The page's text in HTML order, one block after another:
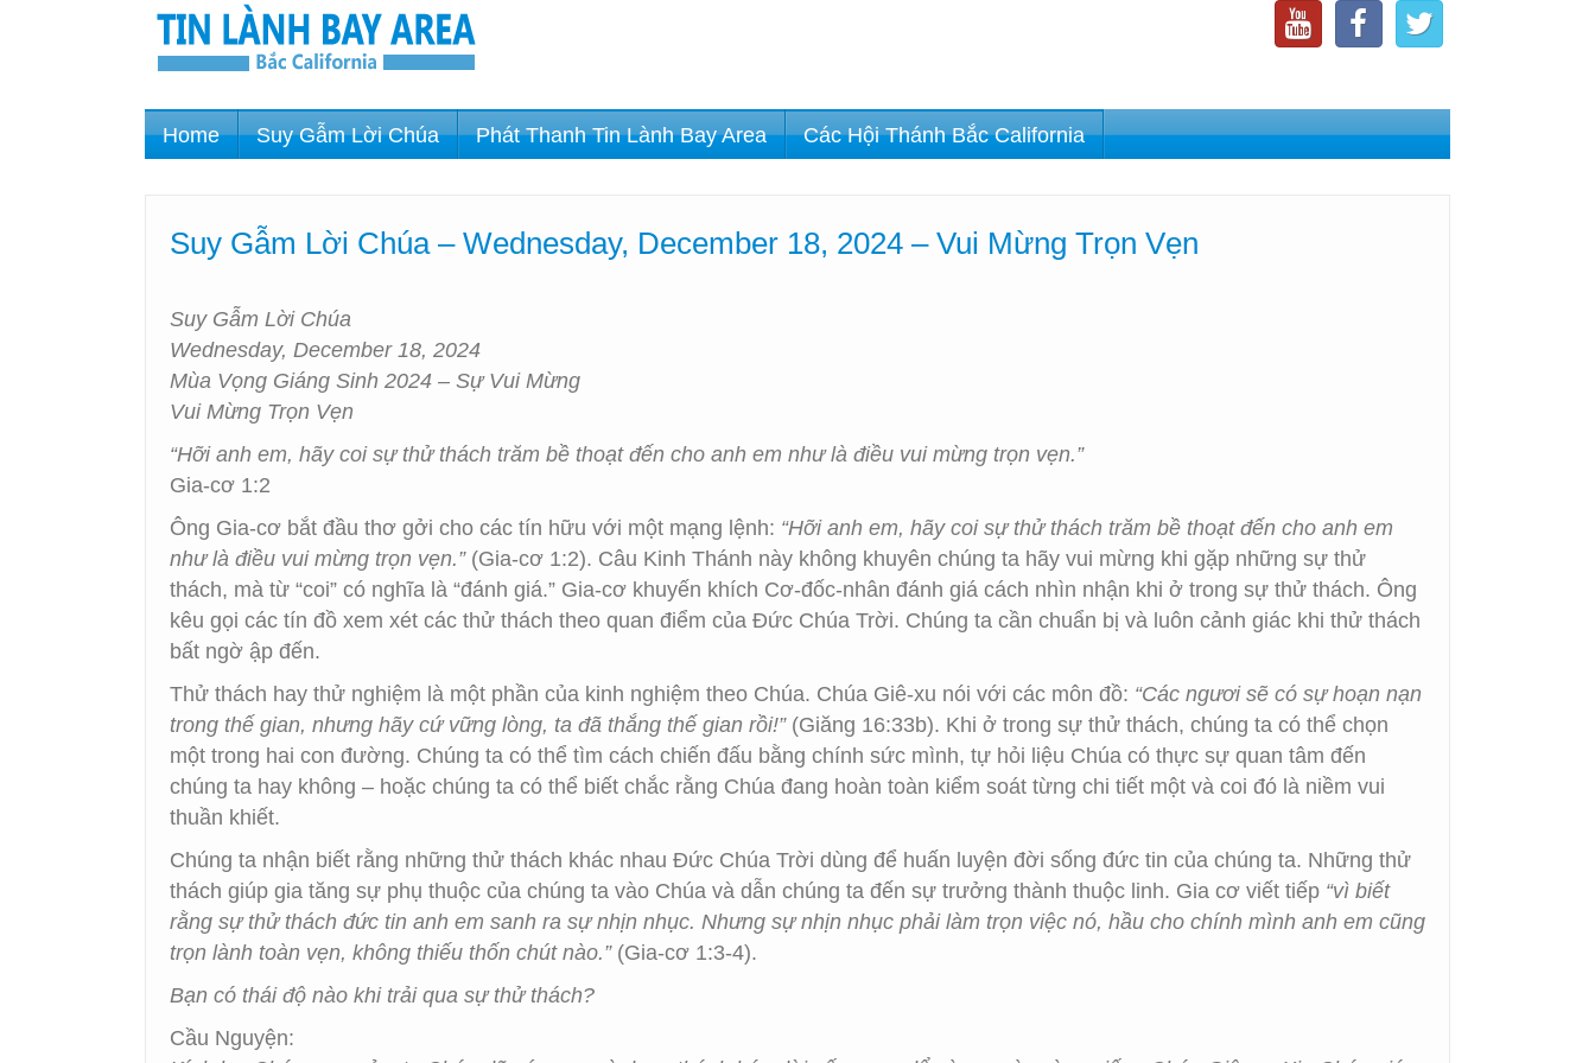
Home Suy Gẫm Lời Chúa Phát Thanh Tin Lành Bay Area Các Hội Thánh Bắc California
Suy Gẫm Lời Chúa – Wednesday, December 18, 2024 – Vui Mừng Trọn Vẹn
Suy Gẫm Lời Chúa
Wednesday, December 18, 2024
Mùa Vọng Giáng Sinh 2024 – Sự Vui Mừng
Vui Mừng Trọn Vẹn
“Hỡi anh em, hãy coi sự thử thách trăm bề thoạt đến cho anh em như là điều vui mừng trọn vẹn.”
Gia-cơ 1:2
Ông Gia-cơ bắt đầu thơ gởi cho các tín hữu với một mạng lệnh: “Hỡi anh em, hãy coi sự thử thách trăm bề thoạt đến cho anh em
như là điều vui mừng trọn vẹn.” (Gia-cơ 1:2). Câu Kinh Thánh này không khuyên chúng ta hãy vui mừng khi gặp những sự thử
thách, mà từ “coi” có nghĩa là “đánh giá.” Gia-cơ khuyến khích Cơ-đốc-nhân đánh giá cách nhìn nhận khi ở trong sự thử thách. Ông
kêu gọi các tín đồ xem xét các thử thách theo quan điểm của Đức Chúa Trời. Chúng ta cần chuẩn bị và luôn cảnh giác khi thử thách
bất ngờ ập đến.
Thử thách hay thử nghiệm là một phần của kinh nghiệm theo Chúa. Chúa Giê-xu nói với các môn đồ: “Các ngươi sẽ có sự hoạn nạn
trong thế gian, nhưng hãy cứ vững lòng, ta đã thắng thế gian rồi!”(Giăng 16:33b). Khi ở trong sự thử thách, chúng ta có thể chọn
một trong hai con đường. Chúng ta có thể tìm cách chiến đấu bằng chính sức mình, tự hỏi liệu Chúa có thực sự quan tâm đến
chúng ta hay không – hoặc chúng ta có thể biết chắc rằng Chúa đang hoàn toàn kiểm soát từng chi tiết một và coi đó là niềm vui
thuần khiết.
Chúng ta nhận biết rằng những thử thách khác nhau Đức Chúa Trời dùng để huấn luyện đời sống đức tin của chúng ta. Những thử
thách giúp gia tăng sự phụ thuộc của chúng ta vào Chúa và dẫn chúng ta đến sự trưởng thành thuộc linh. Gia cơ viết tiếp “vì biết
rằng sự thử thách đức tin anh em sanh ra sự nhịn nhục. Nhưng sự nhịn nhục phải làm trọn việc nó, hầu cho chính mình anh em cũng
trọn lành toàn vẹn, không thiếu thốn chút nào.”(Gia-cơ 1:3-4).
Bạn có thái độ nào khi trải qua sự thử thách?
Cầu Nguyện: